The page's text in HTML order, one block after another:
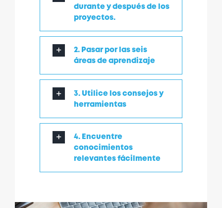
durante y después de los
proyectos.
2. Pasar por las seis
áreas de aprendizaje
3. Utilice los consejos y
herramientas
4. Encuentre
conocimientos
relevantes fácilmente